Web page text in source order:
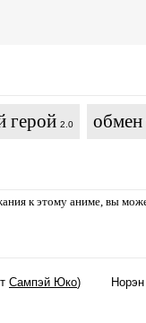
герой 2.0 обмен
к этому аниме, вы
Сампэй Юко)